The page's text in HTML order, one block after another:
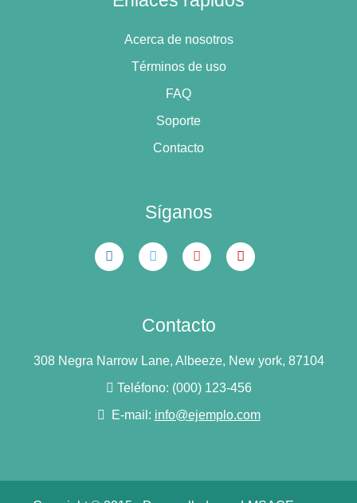
Acerca de nosotros
Términos de uso
FAQ
Soporte
Contacto
Síganos
Contacto
308 Negra Narrow Lane, Albeeze, New york, 87104
Teléfono: (000) 123-456
E-mail: info@ejemplo.com